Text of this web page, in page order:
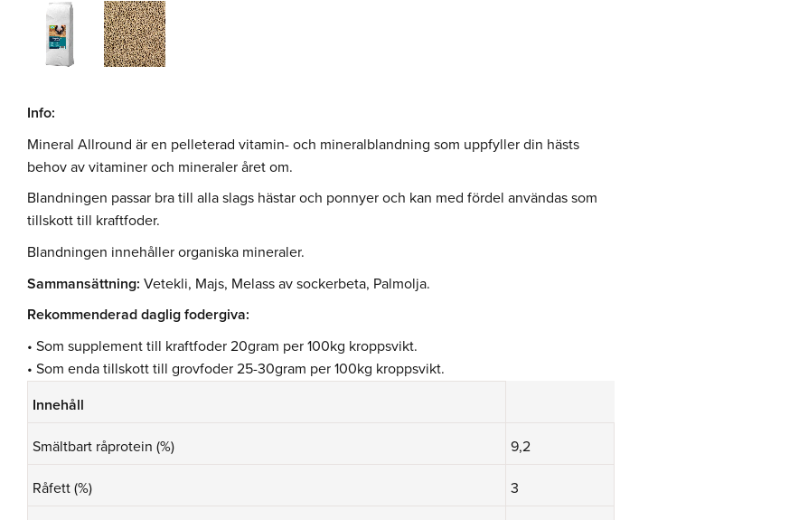
Info:
Mineral Allround är en pelleterad vitamin- och mineralblandning som uppfyller din hästs
behov av vitaminer och mineraler året om.
Blandningen passar bra till alla slags hästar och ponnyer och kan med fördel användas som
tillskott till kraftfoder.
Blandningen innehåller organiska mineraler.
Sammansättning: Vetekli, Majs, Melass av sockerbeta, Palmolja.
Rekommenderad daglig fodergiva:
• Som supplement till kraftfoder 20gram per 100kg kroppsvikt.
• Som enda tillskott till grovfoder 25-30gram per 100kg kroppsvikt.
Innehåll
Smältbart råprotein (%) 9,2
Råfett (%) 3